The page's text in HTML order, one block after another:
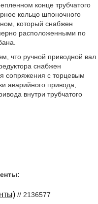
конце трубчатого
кольцо шпоночного
который снабжен
расположенными по
что ручной приводной вал
снабжен
сопряжения с торцевым
аварийного привода,
внутри трубчатого
// 2136577